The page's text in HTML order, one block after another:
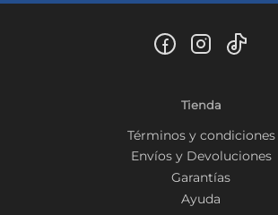
Tienda
Términos y condiciones
Envíos y Devoluciones
Garantías
Ayuda